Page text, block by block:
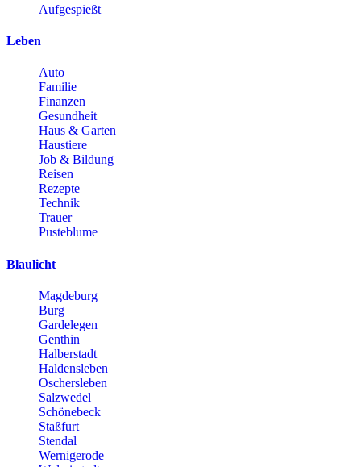
Aufgespießt
Leben
Auto
Familie
Finanzen
Gesundheit
Haus & Garten
Haustiere
Job & Bildung
Reisen
Rezepte
Technik
Trauer
Pusteblume
Blaulicht
Magdeburg
Burg
Gardelegen
Genthin
Halberstadt
Haldensleben
Oschersleben
Salzwedel
Schönebeck
Staßfurt
Stendal
Wernigerode